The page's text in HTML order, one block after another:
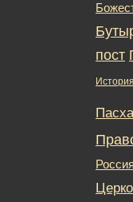
пост
История
Пасха
Россия